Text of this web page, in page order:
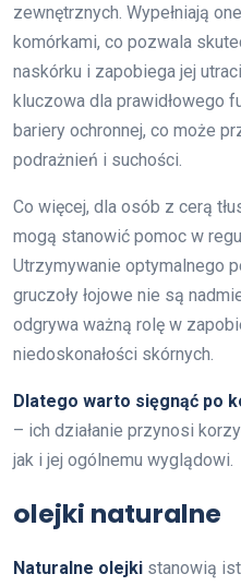
zewnętrznych. Wypełniają
komórkami, co pozwala
naskórku i zapobiega jej
kluczowa dla prawidłowego
bariery ochronnej, co może
podrażnień i suchości.
Co więcej, dla osób z cerą
mogą stanowić pomoc w
Utrzymywanie optymalnego
gruczoły łojowe nie są
odgrywa ważną rolę w
niedoskonałości skórnych.
Dlatego warto sięgnąć po
– ich działanie przynosi
jak i jej ogólnemu wyglądowi.
olejki naturalne
Naturalne olejki stanowią